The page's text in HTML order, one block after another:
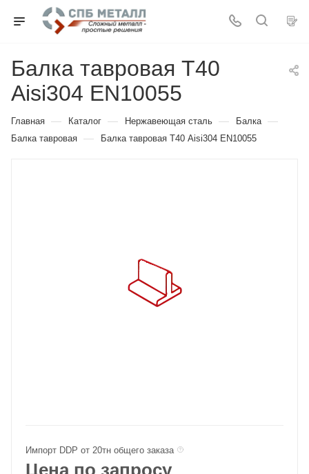
Балка тавровая Т40
Aisi304 EN10055
Главная — Каталог — Нержавеющая сталь — Балка —
Балка тавровая — Балка тавровая Т40 Aisi304 EN10055
Импорт DDP от 20тн общего заказа
Цена по запросу